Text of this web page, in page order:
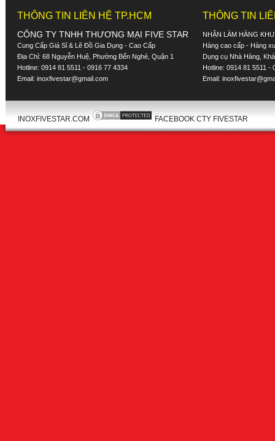
THÔNG TIN LIÊN HỆ TP.HCM
CÔNG TY TNHH THƯƠNG MẠI FIVE STAR
Cung Cấp Giá Sỉ & Lẽ Đồ Gia Dụng - Cao Cấp
Địa Chỉ: 68 Nguyễn Huệ, Phường Bến Nghé, Quận 1
Hotline: 0914 81 5511 - 0916 77 4334
Email: inoxfivestar@gmail.com
THÔNG TIN
NHẬN LÀM HÀNG
Hàng cao cấp - Hàng
Dụng cụ Nhà Hàng,
Hotline: 0914 81 5511 -
Email:
INOXFIVESTAR.COM FACEBOOK CTY FIVESTAR